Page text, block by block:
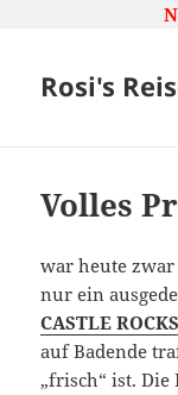
Rosi's
Volles
war heute
nur ein
CASTLE ROCKS
auf Badende
„frisch“ ist.